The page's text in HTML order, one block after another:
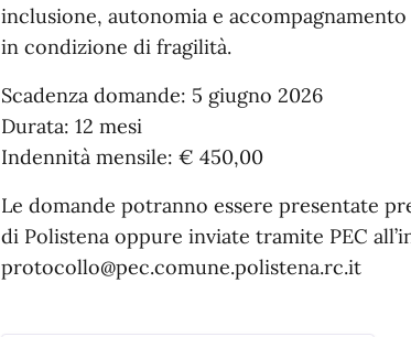
inclusione, autonomia e
in condizione di fragilità.
Scadenza domande: 5 giugno 2026
Durata: 12 mesi
Indennità mensile: € 450,00
Le domande potranno essere presentate
di Polistena oppure inviate tramite PEC
protocollo@pec.comune.polistena.rc.it